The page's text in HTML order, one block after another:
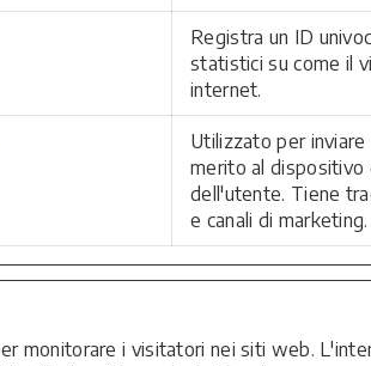
Registra un ID
statistici su come il
internet.
Utilizzato per
merito al dispositivo
dell'utente. Tiene
e canali di marketing.
monitorare i visitatori nei siti web.